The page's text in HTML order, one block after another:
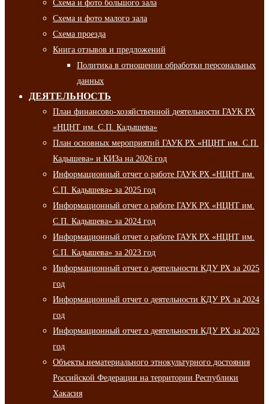
Схема и фото большого зала
Схема и фото малого зала
Схема проезда
Книга отзывов и предложений
Политика в отношении обработки персональных
данных
ДЕЯТЕЛЬНОСТЬ
План финансово-хозяйственной деятельности ГАУК РХ
«НЦНТ им. С.П. Кадышева»
План основных мероприятий ГАУК РХ «НЦНТ им. С.П.
Кадышева» и КИЗа на 2026 год
Информационный отчет о работе ГАУК РХ «НЦНТ им.
С.П. Кадышева» за 2025 год
Информационный отчет о работе ГАУК РХ «НЦНТ им.
С.П. Кадышева» за 2024 год
Информационный отчет о работе ГАУК РХ «НЦНТ им.
С.П. Кадышева» за 2023 год
Информационный отчет о деятельности КДУ РХ за 2025
год
Информационный отчет о деятельности КДУ РХ за 2024
год
Информационный отчет о деятельности КДУ РХ за 2023
год
Объекты нематериального этнокультурного достояния
Российской Федерации на территории Республики
Хакасия